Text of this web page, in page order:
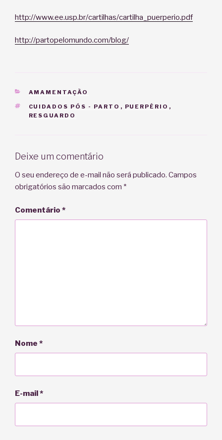
http://www.ee.usp.br/cartilhas/cartilha_puerperio.pdf
http://partopelomundo.com/blog/
CATEGORIAS
AMAMENTAÇÃO
TAGS
CUIDADOS PÓS - PARTO , PUERPÉRIO ,
RESGUARDO
Deixe um comentário
O seu endereço de e-mail não será publicado. Campos
obrigatórios são marcados com *
Comentário *
Nome *
E-mail*